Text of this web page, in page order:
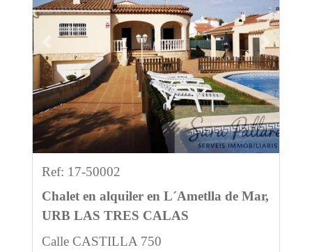
Previous Next
Ref: 17-50002
Chalet en alquiler en L´Ametlla de Mar,
URB LAS TRES CALAS
Calle CASTILLA 750